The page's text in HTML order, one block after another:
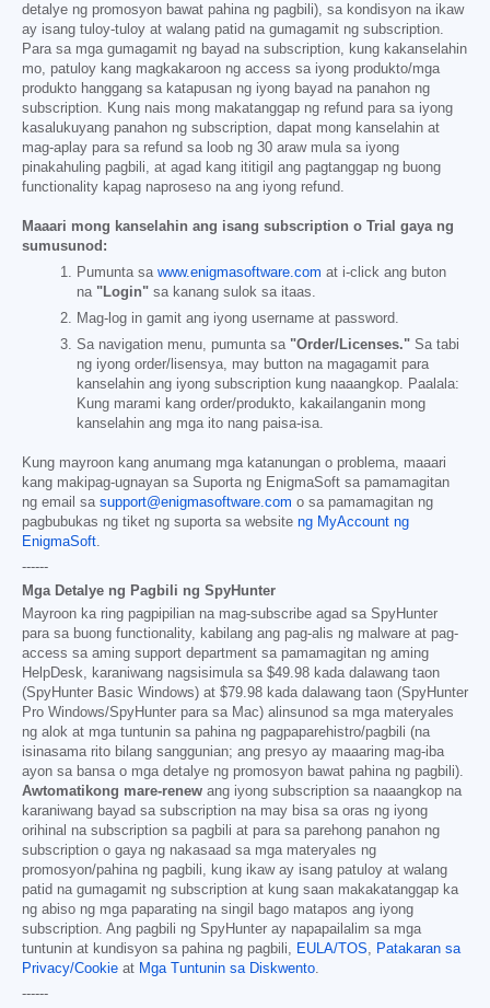
detalye ng promosyon bawat pahina ng pagbili), sa kondisyon na ikaw
ay isang tuloy-tuloy at walang patid na gumagamit ng subscription.
Para sa mga gumagamit ng bayad na subscription, kung kakanselahin
mo, patuloy kang magkakaroon ng access sa iyong produkto/mga
produkto hanggang sa katapusan ng iyong bayad na panahon ng
subscription. Kung nais mong makatanggap ng refund para sa iyong
kasalukuyang panahon ng subscription, dapat mong kanselahin at
mag-aplay para sa refund sa loob ng 30 araw mula sa iyong
pinakahuling pagbili, at agad kang ititigil ang pagtanggap ng buong
functionality kapag naproseso na ang iyong refund.
Maaari mong kanselahin ang isang subscription o Trial gaya ng
sumusunod:
Pumunta sa www.enigmasoftware.com at i-click ang buton
na "Login" sa kanang sulok sa itaas.
Mag-log in gamit ang iyong username at password.
Sa navigation menu, pumunta sa "Order/Licenses." Sa tabi
ng iyong order/lisensya, may button na magagamit para
kanselahin ang iyong subscription kung naaangkop. Paalala:
Kung marami kang order/produkto, kakailanganin mong
kanselahin ang mga ito nang paisa-isa.
Kung mayroon kang anumang mga katanungan o problema, maaari
kang makipag-ugnayan sa Suporta ng EnigmaSoft sa pamamagitan
ng email sa support@enigmasoftware.com o sa pamamagitan ng
pagbubukas ng tiket ng suporta sa website ng MyAccount ng
EnigmaSoft.
------
Mga Detalye ng Pagbili ng SpyHunter
Mayroon ka ring pagpipilian na mag-subscribe agad sa SpyHunter
para sa buong functionality, kabilang ang pag-alis ng malware at pag-
access sa aming support department sa pamamagitan ng aming
HelpDesk, karaniwang nagsisimula sa $49.98 kada dalawang taon
(SpyHunter Basic Windows) at $79.98 kada dalawang taon (SpyHunter
Pro Windows/SpyHunter para sa Mac) alinsunod sa mga materyales
ng alok at mga tuntunin sa pahina ng pagpaparehistro/pagbili (na
isinasama rito bilang sanggunian; ang presyo ay maaaring mag-iba
ayon sa bansa o mga detalye ng promosyon bawat pahina ng pagbili).
Awtomatikong mare-renew ang iyong subscription sa naaangkop na
karaniwang bayad sa subscription na may bisa sa oras ng iyong
orihinal na subscription sa pagbili at para sa parehong panahon ng
subscription o gaya ng nakasaad sa mga materyales ng
promosyon/pahina ng pagbili, kung ikaw ay isang patuloy at walang
patid na gumagamit ng subscription at kung saan makakatanggap ka
ng abiso ng mga paparating na singil bago matapos ang iyong
subscription. Ang pagbili ng SpyHunter ay napapailalim sa mga
tuntunin at kundisyon sa pahina ng pagbili, EULA/TOS, Patakaran sa
Privacy/Cookie at Mga Tuntunin sa Diskwento.
------